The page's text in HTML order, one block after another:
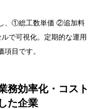
、①総工数単価 ②追加料
で可視化。定期的な運用
目です。
務効率化・コスト
た企業
化・コスト最適化を